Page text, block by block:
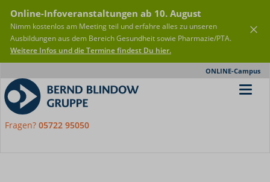
Online-Infoveranstaltungen ab 10. August
Nimm kostenlos am Meeting teil und erfahre alles zu unseren
Ausbildungen aus dem Bereich Gesundheit sowie Pharmazie/PTA.
Weitere Infos und die Termine findest Du hier.
Nav
ONLINE-Campus
Fragen? 05722 95050